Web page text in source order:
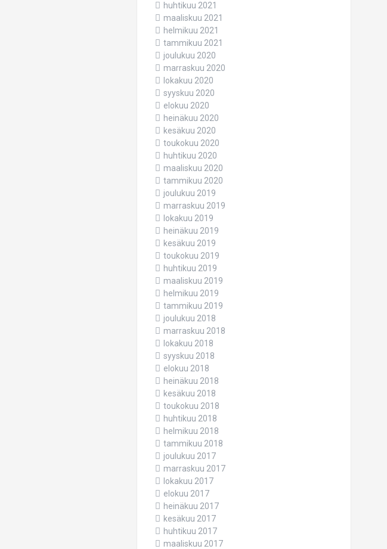
huhtikuu 2021
maaliskuu 2021
helmikuu 2021
tammikuu 2021
joulukuu 2020
marraskuu 2020
lokakuu 2020
syyskuu 2020
elokuu 2020
heinäkuu 2020
kesäkuu 2020
toukokuu 2020
huhtikuu 2020
maaliskuu 2020
tammikuu 2020
joulukuu 2019
marraskuu 2019
lokakuu 2019
heinäkuu 2019
kesäkuu 2019
toukokuu 2019
huhtikuu 2019
maaliskuu 2019
helmikuu 2019
tammikuu 2019
joulukuu 2018
marraskuu 2018
lokakuu 2018
syyskuu 2018
elokuu 2018
heinäkuu 2018
kesäkuu 2018
toukokuu 2018
huhtikuu 2018
helmikuu 2018
tammikuu 2018
joulukuu 2017
marraskuu 2017
lokakuu 2017
elokuu 2017
heinäkuu 2017
kesäkuu 2017
huhtikuu 2017
maaliskuu 2017